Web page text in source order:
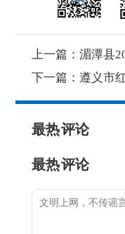
上一篇： 湄潭县2026
下一篇： 遵义市红花岗区
最热评论
最热评论